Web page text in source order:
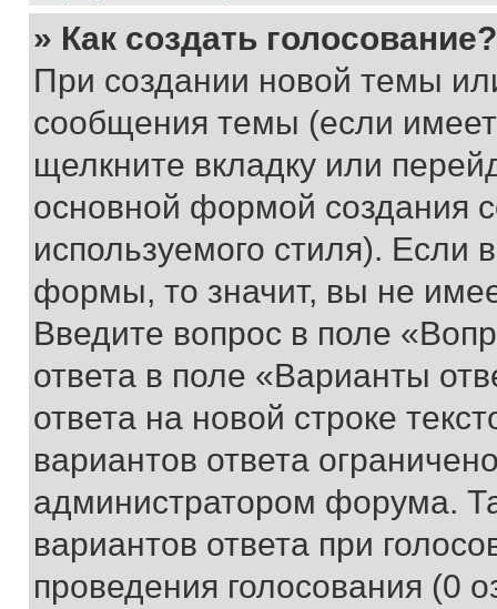
» Как создать голосование?
При создании новой темы
сообщения темы (если
щелкните вкладку или
основной формой создания
используемого стиля). Если
формы, то значит, вы не
Введите вопрос в поле
ответа в поле «Варианты
ответа на новой строке
вариантов ответа
администратором форума.
вариантов ответа при
проведения голосования (0